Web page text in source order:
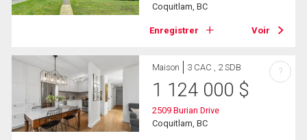
Coquitlam, BC
Enregistrer Voir
Maison 3 CAC , 2 SDB
1 124 000 $
2509 Burian Drive
Coquitlam, BC
?